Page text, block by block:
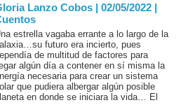
Lanzo Cobos | 02/05/2022 |
estrella vagaba errante a lo largo de la
futuro era incierto, pues
de multitud de factores para
algún día a contener en sí misma la
necesaria para crear un sistema
que pudiera albergar algún posible
en donde se iniciara la vida… El